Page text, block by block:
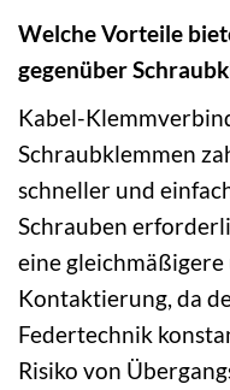
Welche Vorteile
gegenüber
Kabel-
Schraubklemmen
schneller und
Schrauben
eine
Kontaktierung, da
Federtechnik
Risiko von